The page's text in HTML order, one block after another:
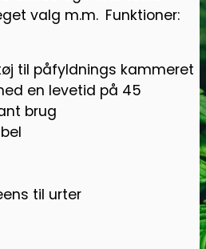
valg m.m. Funktioner:
til påfyldnings kammeret
en levetid på 45
brug
til urter